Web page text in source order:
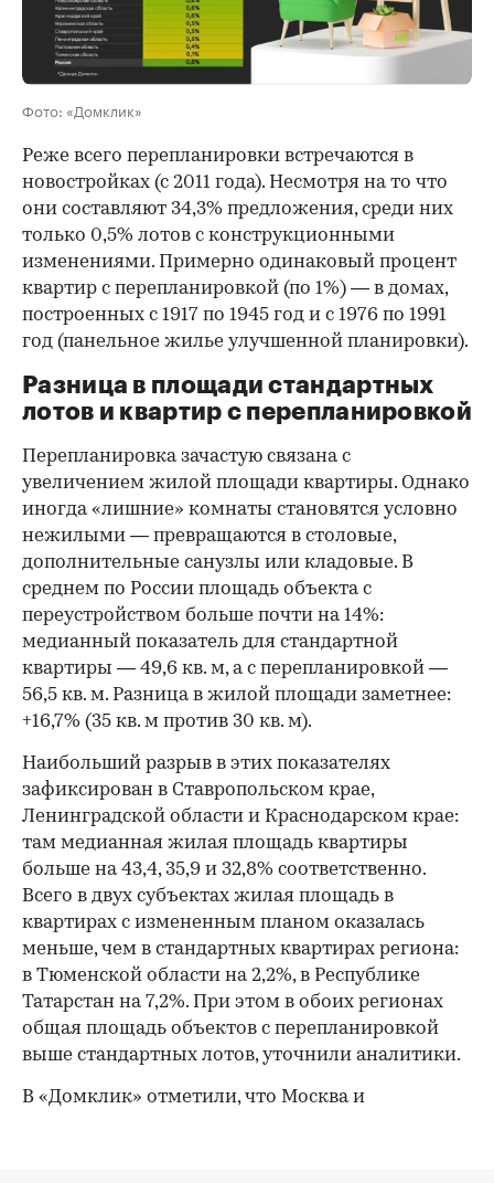
Фото: «Домклик»
Реже всего перепланировки встречаются в
новостройках (с 2011 года). Несмотря на то что
они составляют 34,3% предложения, среди них
только 0,5% лотов с конструкционными
изменениями. Примерно одинаковый процент
квартир с перепланировкой (по 1%) — в домах,
построенных с 1917 по 1945 год и с 1976 по 1991
год (панельное жилье улучшенной планировки).
Разница в площади стандартных
лотов и квартир с перепланировкой
Перепланировка зачастую связана с
увеличением жилой площади квартиры. Однако
иногда «лишние» комнаты становятся условно
нежилыми — превращаются в столовые,
дополнительные санузлы или кладовые. В
среднем по России площадь объекта с
переустройством больше почти на 14%:
медианный показатель для стандартной
квартиры — 49,6 кв. м, а с перепланировкой —
56,5 кв. м. Разница в жилой площади заметнее:
+16,7% (35 кв. м против 30 кв. м).
Наибольший разрыв в этих показателях
зафиксирован в Ставропольском крае,
Ленинградской области и Краснодарском крае:
там медианная жилая площадь квартиры
больше на 43,4, 35,9 и 32,8% соответственно.
Всего в двух субъектах жилая площадь в
квартирах с измененным планом оказалась
меньше, чем в стандартных квартирах региона:
в Тюменской области на 2,2%, в Республике
Татарстан на 7,2%. При этом в обоих регионах
общая площадь объектов с перепланировкой
выше стандартных лотов, уточнили аналитики.
В «Домклик» отметили, что Москва и